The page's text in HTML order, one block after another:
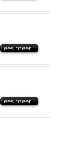
Lees meer
Lees meer